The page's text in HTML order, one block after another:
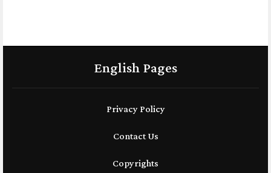
English Pages
Privacy Policy
Contact Us
Copyrights